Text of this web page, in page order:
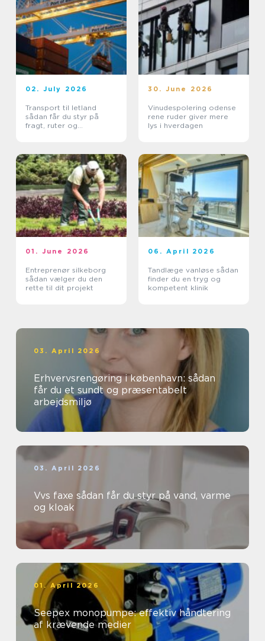
02. July 2026
Transport til letland
sådan får du styr på
fragt, ruter og
30. June 2026
Vinudespolering odense
rene ruder giver mere
lys i hverdagen
01. June 2026
Entreprenør silkeborg
sådan vælger du den
rette til dit projekt
06. April 2026
Tandlæge vanløse sådan
finder du en tryg og
kompetent klinik
03. April 2026
Erhvervsrengøring i københavn: sådan
får du et sundt og præsentabelt
arbejdsmiljø
03. April 2026
Vvs faxe sådan får du styr på vand, varme
og kloak
01. April 2026
Seepex monopumpe: effektiv håndtering
af krævende medier